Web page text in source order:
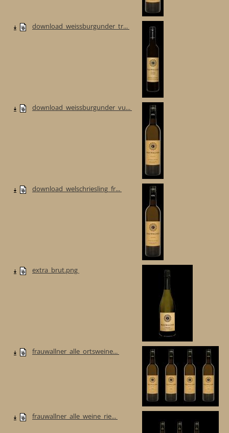
download_weissburgunder_tr...
download_weissburgunder_vu...
download_welschriesling_fr...
extra_brut.png
frauwallner_alle_ortsweine...
frauwallner_alle_weine_rie...